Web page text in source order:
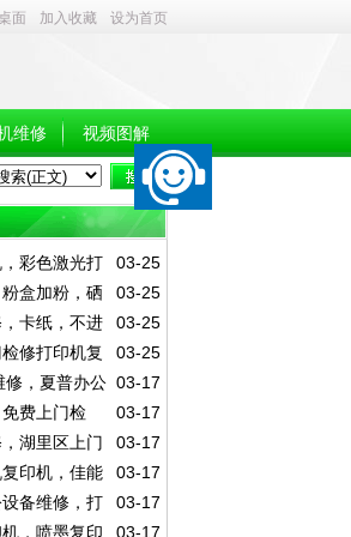
面 加入收藏 设为首页
维修 视频图解
03-25
彩色激光打
印机出租
03-25
盒加粉，硒
03-25
卡纸，不进
加墨
03-25
修打印机复
卡纸
03-17
修，夏普办公
03-17
费上门检
03-17
湖里区上门
03-17
印机，佳能
03-17
备维修，打
03-17
，喷墨复印